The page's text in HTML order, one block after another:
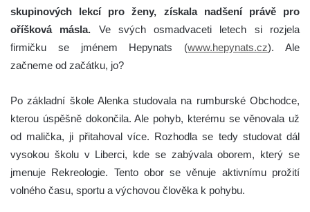
skupinových lekcí pro ženy, získala nadšení právě pro
oříšková másla. Ve svých osmadvaceti letech si rozjela
firmičku se jménem Hepynats (www.hepynats.cz). Ale
začneme od začátku, jo?
Po základní škole Alenka studovala na rumburské Obchodce,
kterou úspěšně dokončila. Ale pohyb, kterému se věnovala už
od malička, ji přitahoval více. Rozhodla se tedy studovat dál
vysokou školu v Liberci, kde se zabývala oborem, který se
jmenuje Rekreologie. Tento obor se věnuje aktivnímu prožití
volného času, sportu a výchovou člověka k pohybu.